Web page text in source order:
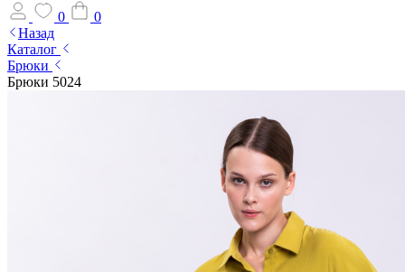
0
0
Назад
Каталог
Брюки
Брюки 5024